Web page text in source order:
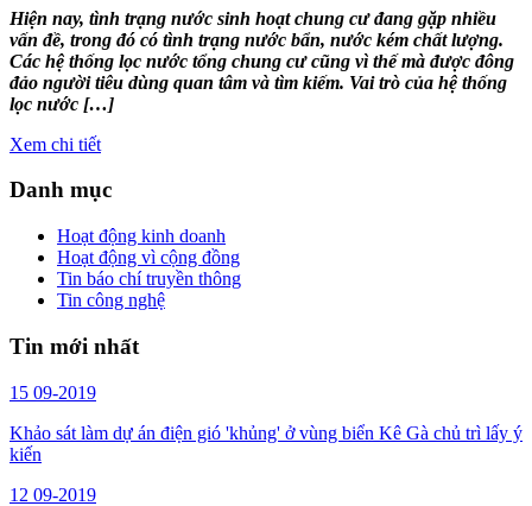
Hiện nay, tình trạng nước sinh hoạt chung cư đang gặp nhiều
vấn đề, trong đó có tình trạng nước bẩn, nước kém chất lượng.
Các hệ thống lọc nước tổng chung cư cũng vì thế mà được đông
đảo người tiêu dùng quan tâm và tìm kiếm. Vai trò của hệ thống
lọc nước […]
Xem chi tiết
Danh mục
Hoạt động kinh doanh
Hoạt động vì cộng đồng
Tin báo chí truyền thông
Tin công nghệ
Tin mới nhất
15 09-2019
Khảo sát làm dự án điện gió 'khủng' ở vùng biển Kê Gà chủ trì lấy ý
kiến
12 09-2019